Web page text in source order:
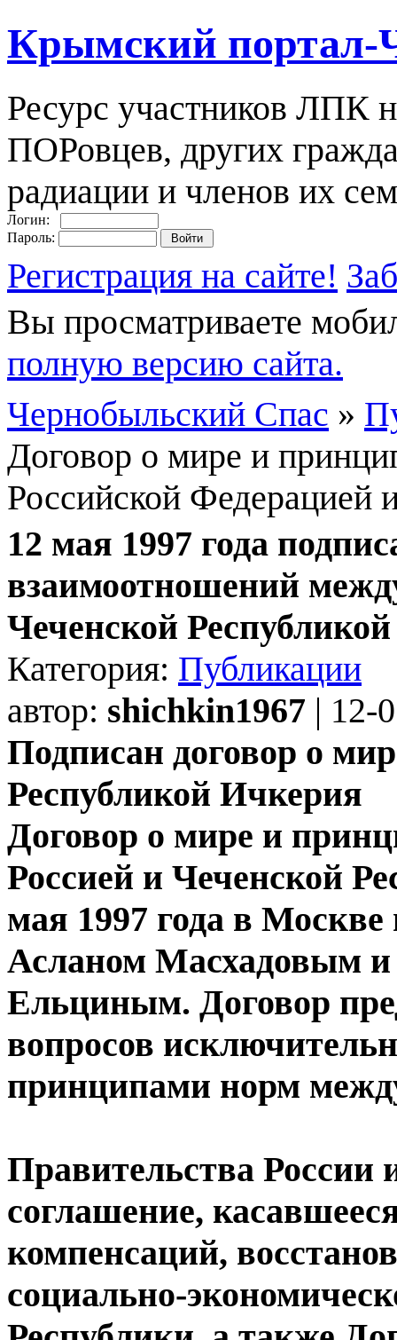
Крымский портал-
Ресурс участников ЛПК
ПОРовцев, других
радиации и членов их
Логин:
Пароль:
Регистрация на сайте!
Вы просматриваете
полную версию сайта.
Чернобыльский Спас »
Договор о мире и
Российской Федерацией
12 мая 1997 года
взаимоотношений
Чеченской
Категория: Публикации
автор: shichkin1967 | 12-
Подписан договор о
Республикой Ичкерия
Договор о мире и
Россией и Чеченской
мая 1997 года в
Асланом Масхадовым и
Ельциным. Договор
вопросов
принципами норм
Правительства России
соглашение,
компенсаций,
социально-